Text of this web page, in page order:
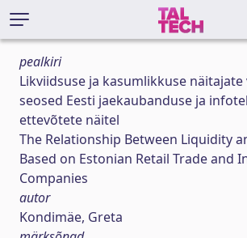
pealkiri
Likviidsuse ja kasumlikkuse näitajate
seosed Eesti jaekaubanduse ja
ettevõtete näitel
The Relationship Between Liquidity
Based on Estonian Retail Trade and
Companies
autor
Kondimäe, Greta